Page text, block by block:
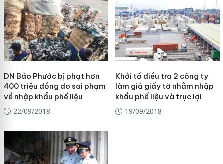
DN Bảo Phước bị phạt hơn
400 triệu đồng do sai phạm
về nhập khẩu phế liệu
22/09/2018
Khởi tố điều tra 2 công ty
làm giả giấy tờ nhằm nhập
khẩu phế liệu và trục lợi
19/09/2018